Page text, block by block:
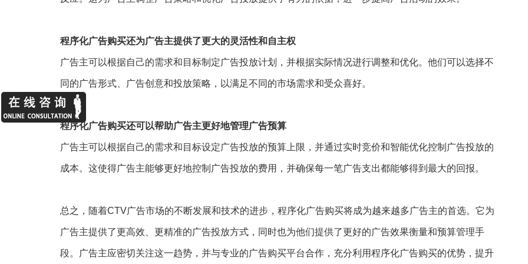
程序化广告购买还为广告主提供了更大的灵活性和自主权
广告主可以根据自己的需求和目标制定广告投放计划，并根据实际情况进行调整和优化。他们可以选择不
同的广告形式、广告创意和投放策略，以满足不同的市场需求和受众喜好。
程序化广告购买还可以帮助广告主更好地管理广告预算
广告主可以根据自己的需求和目标设定广告投放的预算上限，并通过实时竞价和智能优化控制广告投放的
成本。这使得广告主能够更好地控制广告投放的费用，并确保每一笔广告支出都能够得到最大的回报。
总之，随着CTV广告市场的不断发展和技术的进步，程序化广告购买将成为越来越多广告主的首选。它为
广告主提供了更高效、更精准的广告投放方式，同时也为他们提供了更好的广告效果衡量和预算管理手
段。广告主应密切关注这一趋势，并与专业的广告购买平台合作，充分利用程序化广告购买的优势，提升